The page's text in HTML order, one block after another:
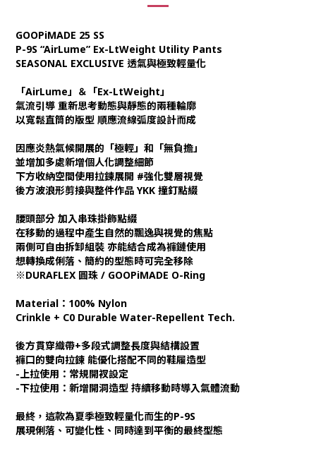
GOOPiMADE 25 SS
P-9S “AirLume” Ex-LtWeight Utility Pants
SEASONAL EXCLUSIVE 透氣與極致輕量化
「AirLume」＆「Ex-LtWeight」
氣流引導 重新思考動態與靜態的兩種輪廓
以寬鬆直筒的版型 順應流線弧度設計而成
因應炎熱氣候開展的「極輕」和「無負擔」
並增加多處新增個人化調整細節
下方收納空間使用拉鍊展開 #強化雙層視覺
後方波浪形剪接與整件作品 YKK 撞釘點綴
腰頭部分 加入串珠掛飾點綴
在移動的過程中產生自然的飄逸與視覺的焦點
兩側可自由拆卸組裝 亦能結合成為褲鏈使用
想轉換成俐落、簡約的型態時可完全移除
※DURAFLEX 圓珠 / GOOPiMADE O-Ring
Material：100% Nylon
Crinkle + C0 Durable Water-Repellent Tech.
後方貫穿織帶+多段式調整長度與結構設置
褲口的雙向拉鍊 能優化搭配不同的鞋履造型
-上拉使用：常規開衩設定
-下拉使用：新增開洞造型 持續移動時導入氣體流動
最終，這款為夏季極致輕量化而生的P-9S
展現俐落、可變化性、同時達到平衡的最終型態